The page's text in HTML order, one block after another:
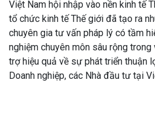
Việt Nam hội nhập vào nền kinh tế
tổ chức kinh tế Thế giới đã tạo ra
chuyên gia tư vấn pháp lý có tầm
nghiệm chuyên môn sâu rộng
trợ hiệu quả về sự phát triển thuận
Doanh nghiệp, các Nhà đầu tư tại